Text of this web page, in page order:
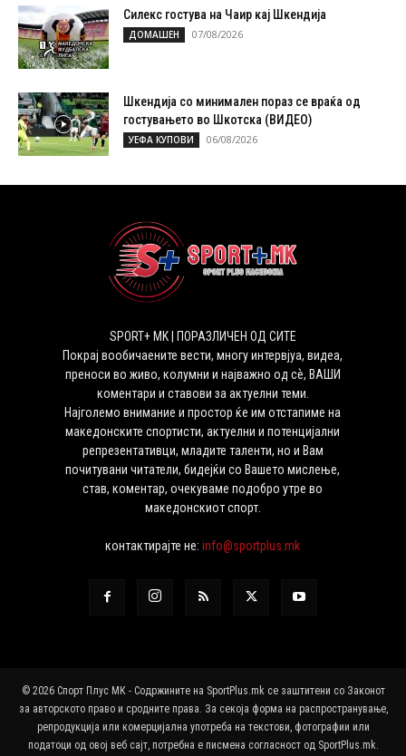
Силекс гостува на Чаир кај Шкендија
ДОМАШЕН 07/08/2026
Шкендија со минимален пораз се враќа од
гостувањето во Шкотска (ВИДЕО)
УЕФА КУПОВИ 06/08/2026
SPORT+ MK | ПОРАЗЛИЧЕН ОД СИТЕ
Покрај вообичаените вести, многу интервјуа, видеа,
преноси во живо, колумни и најважно од сѐ, ВАШИ
коментари и ставови за актуелни теми.
Најголемо внимание и простор ќе им отстапиме на
македонските спортисти, актуелни и потенцијални
репрезентативци, младите таленти, но и Вам
почитувани читатели, бидејќи со Вашето мислење,
став, коментар, очекуваме подобро утре во
македонскиот спорт.
контактирајте не:info@sportplus.mk
© 2026 Спорт Плус МК - Содржините на SportPlus.mk се заштитени со Законот
за авторското право и сродните права. За секоја форма на распространување,
репродукција или комерцијална употреба на текстови, фотографии или
податоци од овој веб сајт, потребна е писмена согласност од SportPlus.mk.